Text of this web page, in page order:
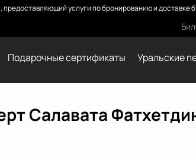
услуги по бронированию и доставке
Подарочные сертификаты Уральские
Салавата